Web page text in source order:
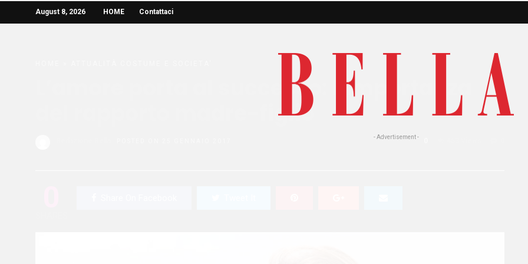
August 8, 2026 HOME Contattaci
- Advertisement -
L’amore porta al successo: l’importanza
del rapporto madre-figlio